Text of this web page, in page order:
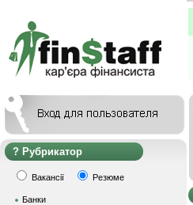
Рубрикатор
Вакансії Резюме
Банки